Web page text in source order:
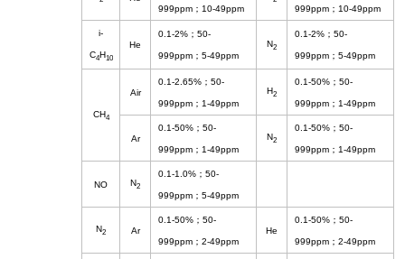
999ppm； 10-49ppm 999ppm； 10-49ppm
i-
C4H10
He
0.1-2%； 50-
999ppm； 5-49ppm
N2
0.1-2%； 50-
999ppm； 5-49ppm
CH4
Air
0.1-2.65%； 50-
999ppm； 1-49ppm
H2
0.1-50%； 50-
999ppm； 1-49ppm
Ar
0.1-50%； 50-
999ppm； 1-49ppm
N2
0.1-50%； 50-
999ppm； 1-49ppm
NO N2
0.1-1.0%； 50-
999ppm； 5-49ppm
N2 Ar
0.1-50%； 50-
999ppm； 2-49ppm
He
0.1-50%； 50-
999ppm； 2-49ppm